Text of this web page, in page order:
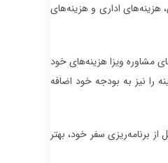
هزینه‌های اداری و هزینه‌های
مشاوره ویزا هزینه‌های خود
را نیز به بودجه خود اضافه
برنامه‌ریزی سفر خود، بهتر